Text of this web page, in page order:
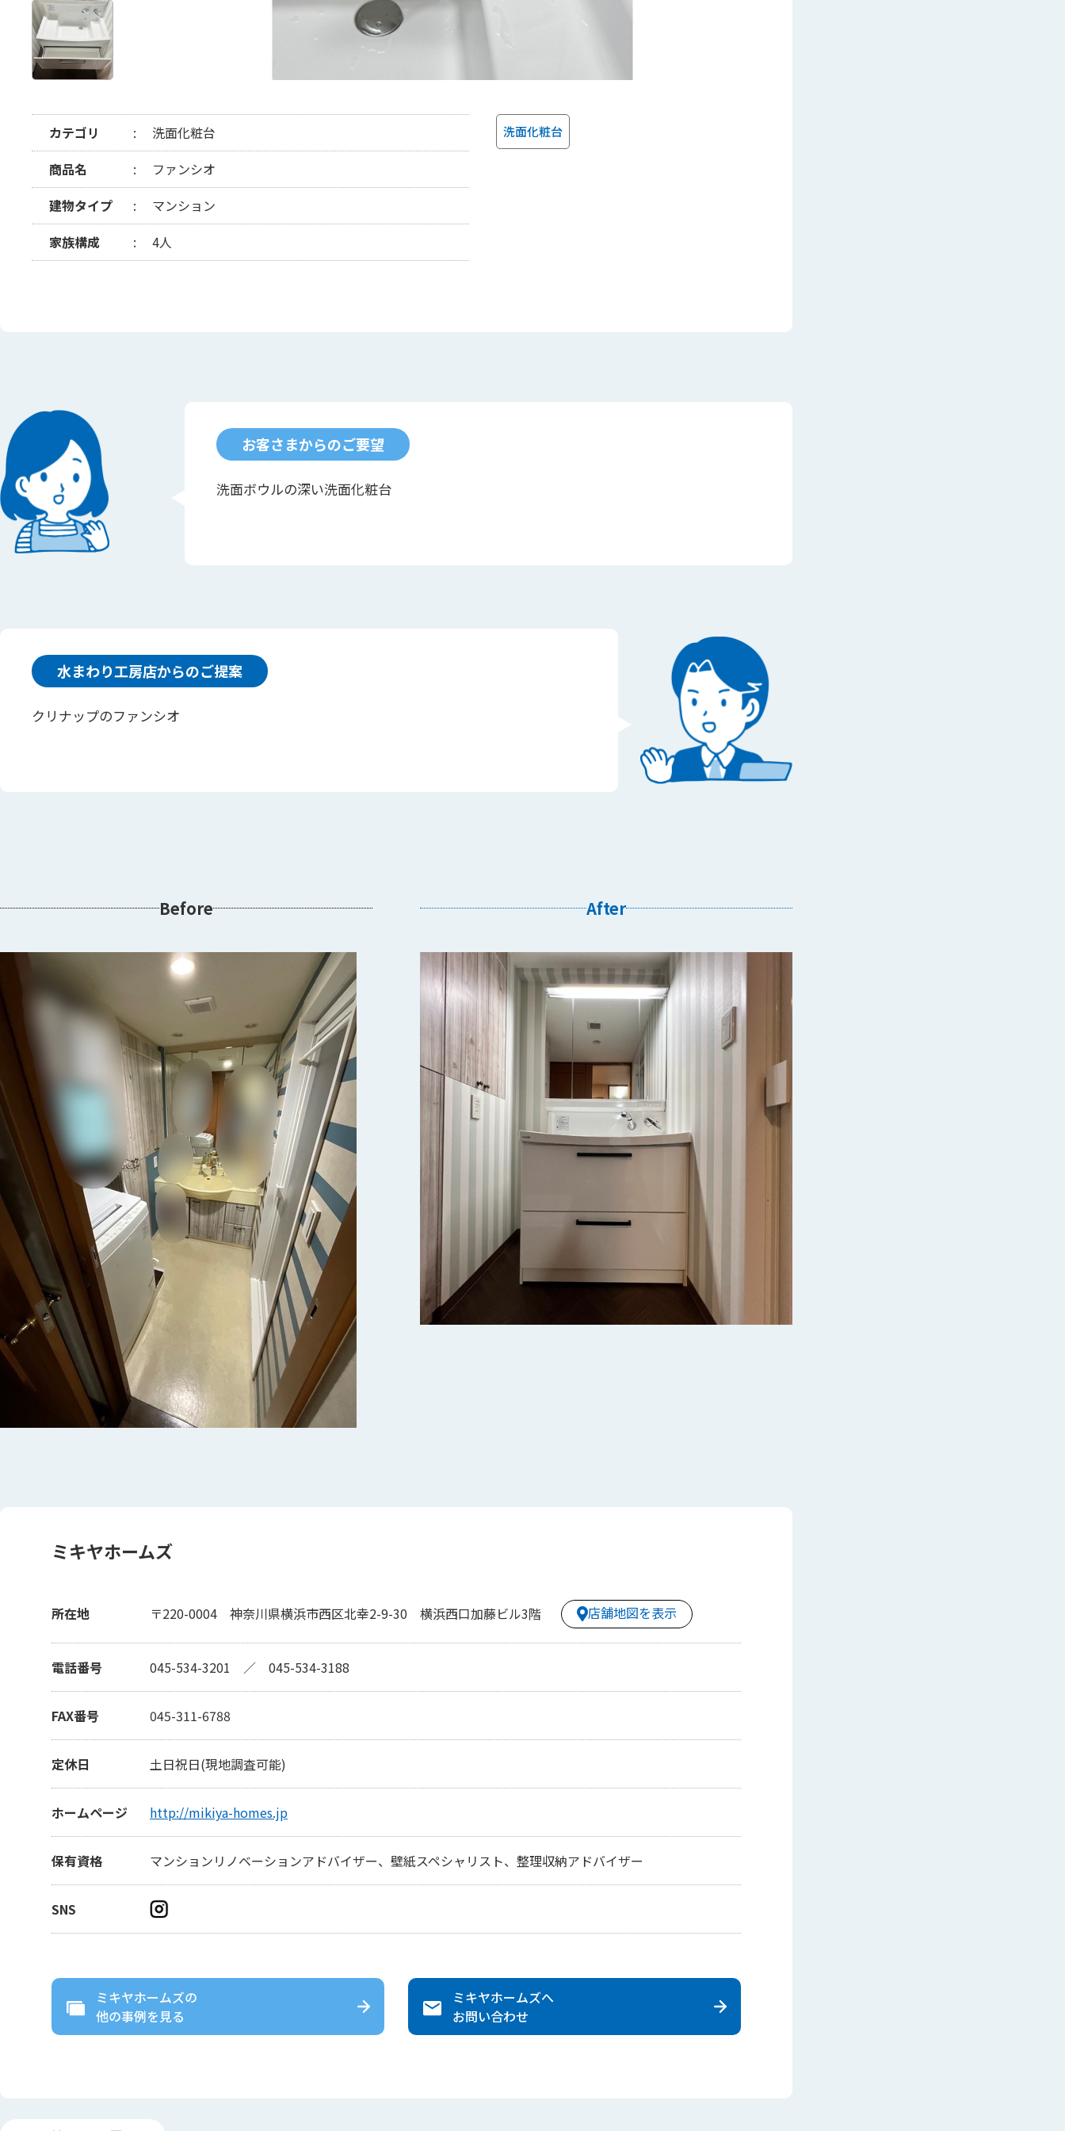
カテゴリ
洗面化粧台
商品名
ファンシオ
建物タイプ
マンション
家族構成
4人
洗面化粧台
お客さまからのご要望
洗面ボウルの深い洗面化粧台
水まわり工房店からのご提案
クリナップのファンシオ
Before After
ミキヤホームズ
所在地 〒220-0004 神奈川県横浜市西区北幸2-9-30 横浜西口加藤ビル3階 店舗地図を表示
電話番号 045-534-3201 ／ 045-534-3188
FAX番号 045-311-6788
定休日 土日祝日(現地調査可能)
ホームページ http://mikiya-homes.jp
保有資格 マンションリノベーションアドバイザー、壁紙スペシャリスト、整理収納アドバイザー
SNS
ミキヤホームズの
他の事例を見る
ミキヤホームズへ
お問い合わせ